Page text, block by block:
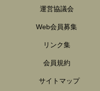
運営協議会
Web会員募集
リンク集
会員規約
サイトマップ